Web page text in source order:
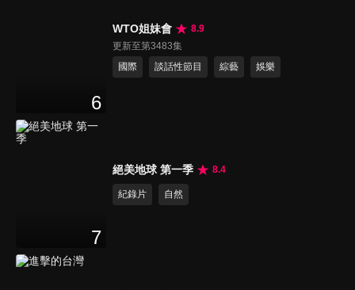
6
WTO姐妹會
8.9
更新至第3483集
國際
談話性節目 綜藝 娛樂
7
絕美地球 第一季 8.4
紀錄片 自然